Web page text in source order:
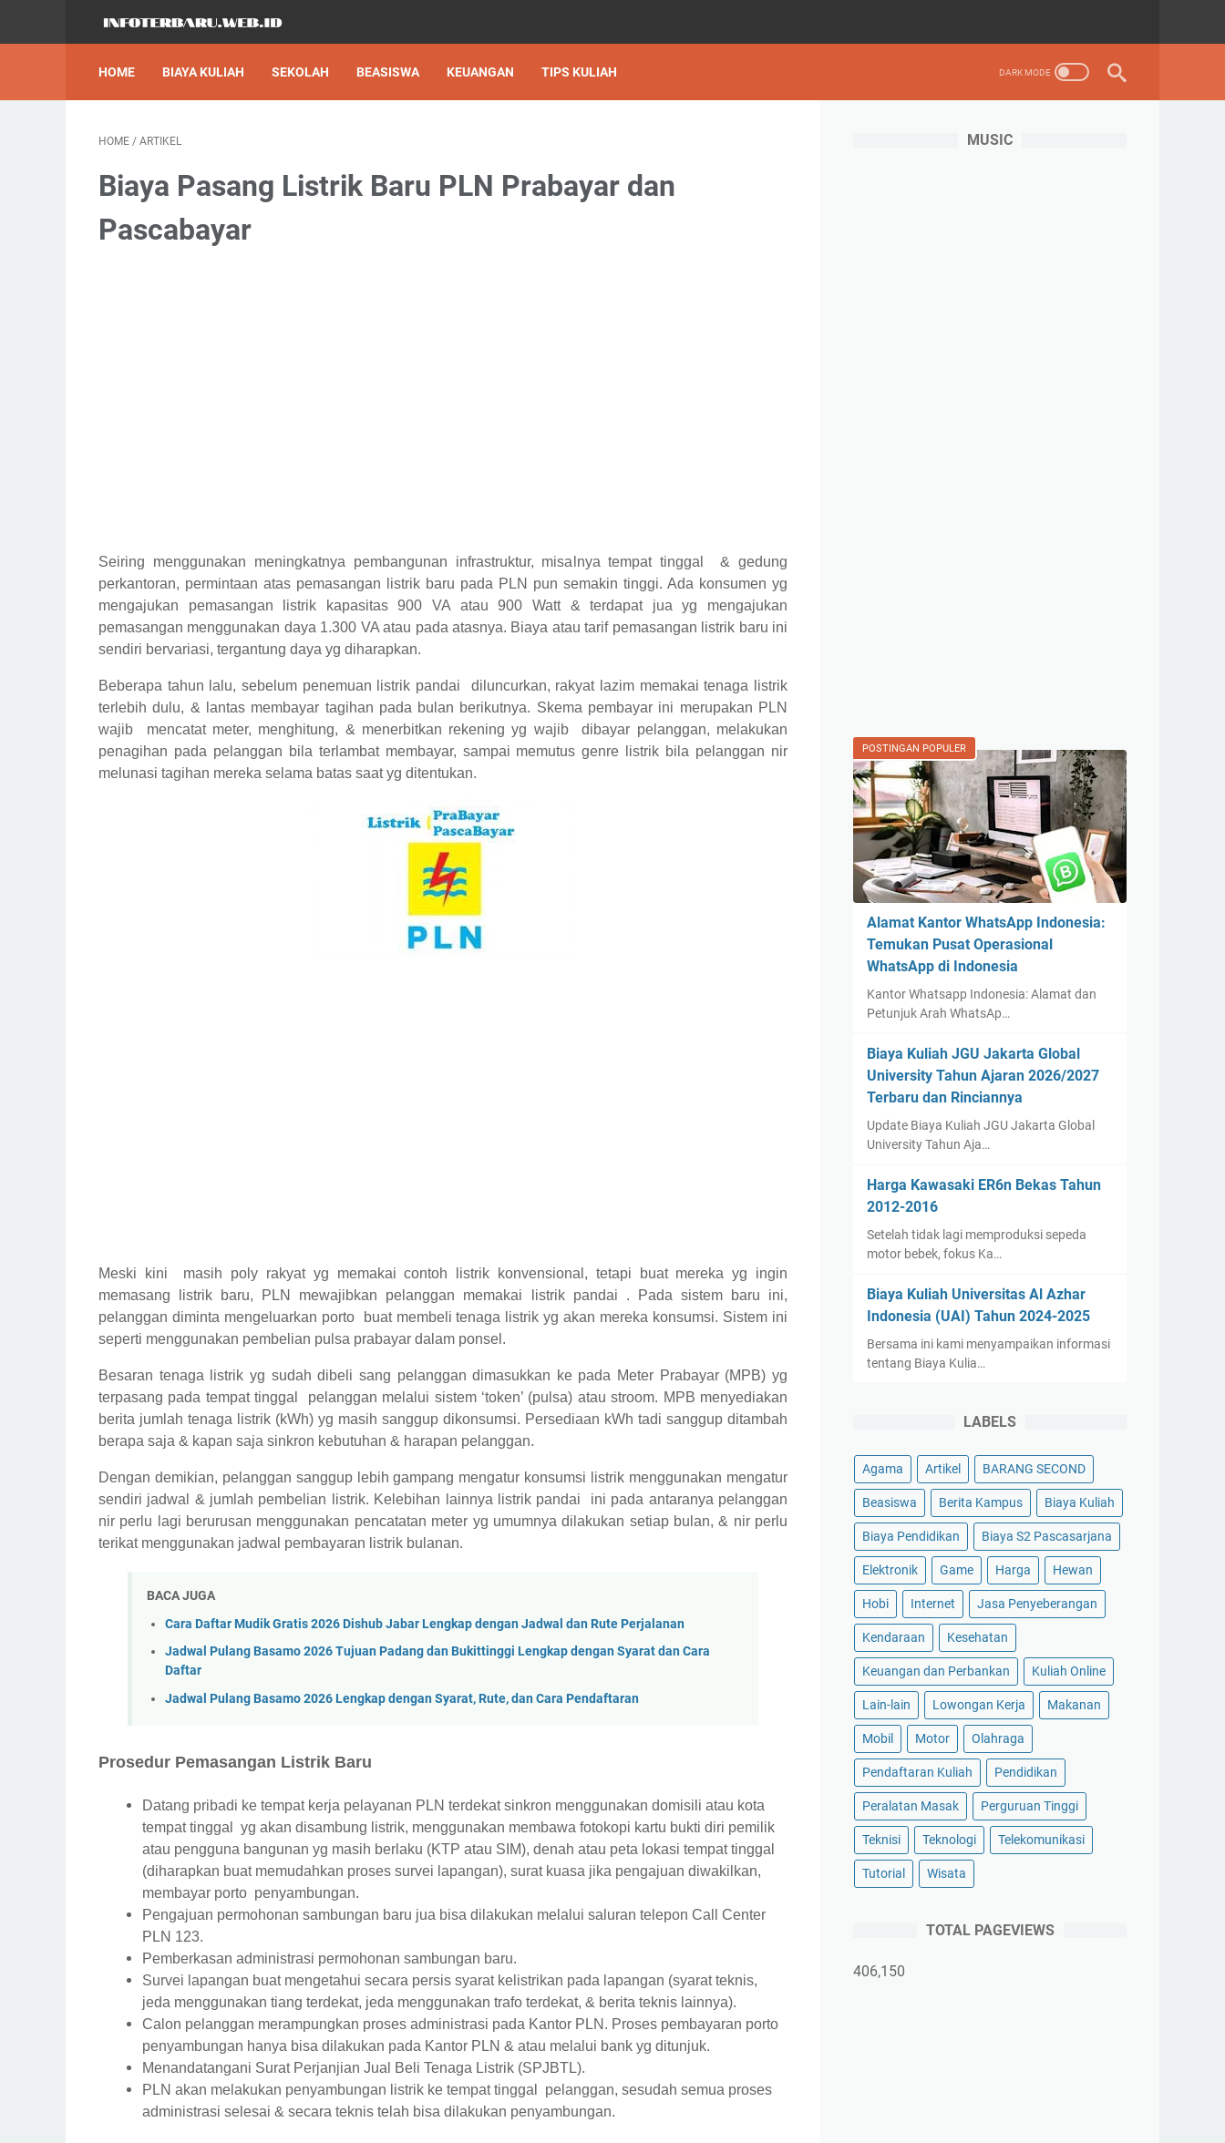
HOME BIAYA KULIAH SEKOLAH BEASISWA KEUANGAN TIPS KULIAH
HOME / ARTIKEL
Biaya Pasang Listrik Baru PLN Prabayar dan
Pascabayar
Seiring menggunakan meningkatnya pembangunan infrastruktur, misalnya tempat tinggal & gedung
perkantoran, permintaan atas pemasangan listrik baru pada PLN pun semakin tinggi. Ada konsumen yg
mengajukan pemasangan listrik kapasitas 900 VA atau 900 Watt & terdapat jua yg mengajukan
pemasangan menggunakan daya 1.300 VA atau pada atasnya. Biaya atau tarif pemasangan listrik baru ini
sendiri bervariasi, tergantung daya yg diharapkan.
Beberapa tahun lalu, sebelum penemuan listrik pandai diluncurkan, rakyat lazim memakai tenaga listrik
terlebih dulu, & lantas membayar tagihan pada bulan berikutnya. Skema pembayar ini merupakan PLN
wajib mencatat meter, menghitung, & menerbitkan rekening yg wajib dibayar pelanggan, melakukan
penagihan pada pelanggan bila terlambat membayar, sampai memutus genre listrik bila pelanggan nir
melunasi tagihan mereka selama batas saat yg ditentukan.
Meski kini masih poly rakyat yg memakai contoh listrik konvensional, tetapi buat mereka yg ingin
memasang listrik baru, PLN mewajibkan pelanggan memakai listrik pandai . Pada sistem baru ini,
pelanggan diminta mengeluarkan porto buat membeli tenaga listrik yg akan mereka konsumsi. Sistem ini
seperti menggunakan pembelian pulsa prabayar dalam ponsel.
Besaran tenaga listrik yg sudah dibeli sang pelanggan dimasukkan ke pada Meter Prabayar (MPB) yg
terpasang pada tempat tinggal pelanggan melalui sistem ‘token’ (pulsa) atau stroom. MPB menyediakan
berita jumlah tenaga listrik (kWh) yg masih sanggup dikonsumsi. Persediaan kWh tadi sanggup ditambah
berapa saja & kapan saja sinkron kebutuhan & harapan pelanggan.
Dengan demikian, pelanggan sanggup lebih gampang mengatur konsumsi listrik menggunakan mengatur
sendiri jadwal & jumlah pembelian listrik. Kelebihan lainnya listrik pandai ini pada antaranya pelanggan
nir perlu lagi berurusan menggunakan pencatatan meter yg umumnya dilakukan setiap bulan, & nir perlu
terikat menggunakan jadwal pembayaran listrik bulanan.
BACA JUGA
Cara Daftar Mudik Gratis 2026 Dishub Jabar Lengkap dengan Jadwal dan Rute Perjalanan
Jadwal Pulang Basamo 2026 Tujuan Padang dan Bukittinggi Lengkap dengan Syarat dan Cara
Daftar
Jadwal Pulang Basamo 2026 Lengkap dengan Syarat, Rute, dan Cara Pendaftaran
Prosedur Pemasangan Listrik Baru
Datang pribadi ke tempat kerja pelayanan PLN terdekat sinkron menggunakan domisili atau kota
tempat tinggal yg akan disambung listrik, menggunakan membawa fotokopi kartu bukti diri pemilik
atau pengguna bangunan yg masih berlaku (KTP atau SIM), denah atau peta lokasi tempat tinggal
(diharapkan buat memudahkan proses survei lapangan), surat kuasa jika pengajuan diwakilkan,
membayar porto penyambungan.
Pengajuan permohonan sambungan baru jua bisa dilakukan melalui saluran telepon Call Center
PLN 123.
Pemberkasan administrasi permohonan sambungan baru.
Survei lapangan buat mengetahui secara persis syarat kelistrikan pada lapangan (syarat teknis,
jeda menggunakan tiang terdekat, jeda menggunakan trafo terdekat, & berita teknis lainnya).
Calon pelanggan merampungkan proses administrasi pada Kantor PLN. Proses pembayaran porto
penyambungan hanya bisa dilakukan pada Kantor PLN & atau melalui bank yg ditunjuk.
Menandatangani Surat Perjanjian Jual Beli Tenaga Listrik (SPJBTL).
PLN akan melakukan penyambungan listrik ke tempat tinggal pelanggan, sesudah semua proses
administrasi selesai & secara teknis telah bisa dilakukan penyambungan.
MUSIC
POSTINGAN POPULER
Alamat Kantor WhatsApp Indonesia:
Temukan Pusat Operasional
WhatsApp di Indonesia
Kantor Whatsapp Indonesia: Alamat dan
Petunjuk Arah WhatsAp…
Biaya Kuliah JGU Jakarta Global
University Tahun Ajaran 2026/2027
Terbaru dan Rinciannya
Update Biaya Kuliah JGU Jakarta Global
University Tahun Aja…
Harga Kawasaki ER6n Bekas Tahun
2012-2016
Setelah tidak lagi memproduksi sepeda
motor bebek, fokus Ka…
Biaya Kuliah Universitas Al Azhar
Indonesia (UAI) Tahun 2024-2025
Bersama ini kami menyampaikan informasi
tentang Biaya Kulia…
LABELS
Agama Artikel BARANG SECOND
Beasiswa Berita Kampus Biaya Kuliah
Biaya Pendidikan Biaya S2 Pascasarjana
Elektronik Game Harga Hewan
Hobi Internet Jasa Penyeberangan
Kendaraan Kesehatan
Keuangan dan Perbankan Kuliah Online
Lain-lain Lowongan Kerja Makanan
Mobil Motor Olahraga
Pendaftaran Kuliah Pendidikan
Peralatan Masak Perguruan Tinggi
Teknisi Teknologi Telekomunikasi
Tutorial Wisata
TOTAL PAGEVIEWS
406,150